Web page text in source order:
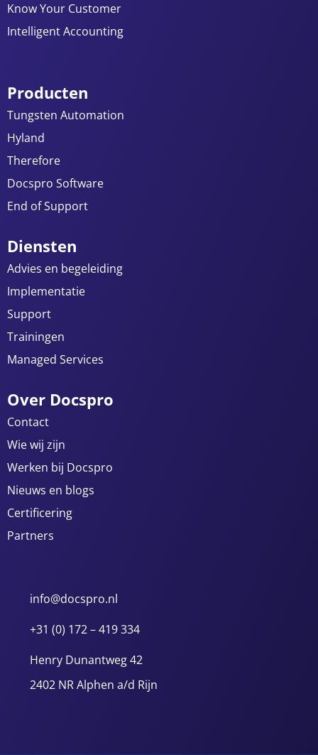
Know Your Customer
Intelligent Accounting
Producten
Tungsten Automation
Hyland
Therefore
Docspro Software
End of Support
Diensten
Advies en begeleiding
Implementatie
Support
Trainingen
Managed Services
Over Docspro
Contact
Wie wij zijn
Werken bij Docspro
Nieuws en blogs
Certificering
Partners
info@docspro.nl
+31 (0) 172 – 419 334
Henry Dunantweg 42
2402 NR Alphen a/d Rijn